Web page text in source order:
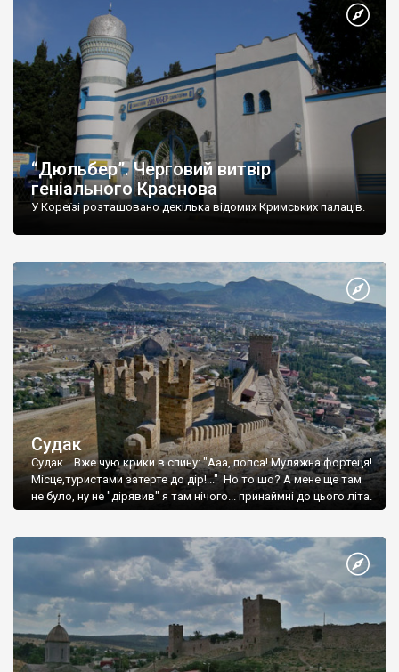
“Дюльбер”. Черговий витвір
геніального Краснова
У Кореїзі розташовано декілька відомих Кримських палаців.
Судак
Судак... Вже чую крики в спину: "Ааа, попса! Муляжна фортеця!
Місце,туристами затерте до дір!..." Но то шо? А мене ще там
не було, ну не "дірявив" я там нічого... принаймні до цього літа.